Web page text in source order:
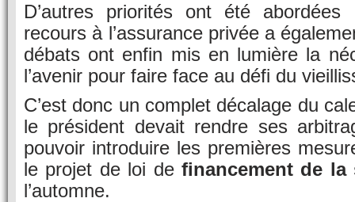
D’autres priorités ont été
recours à l’assurance privée a
débats ont enfin mis en lumière la
l’avenir pour faire face au défi du
C’est donc un complet décalage du
le président devait rendre ses
pouvoir introduire les premières
le projet de loi de financement de la
l’automne.